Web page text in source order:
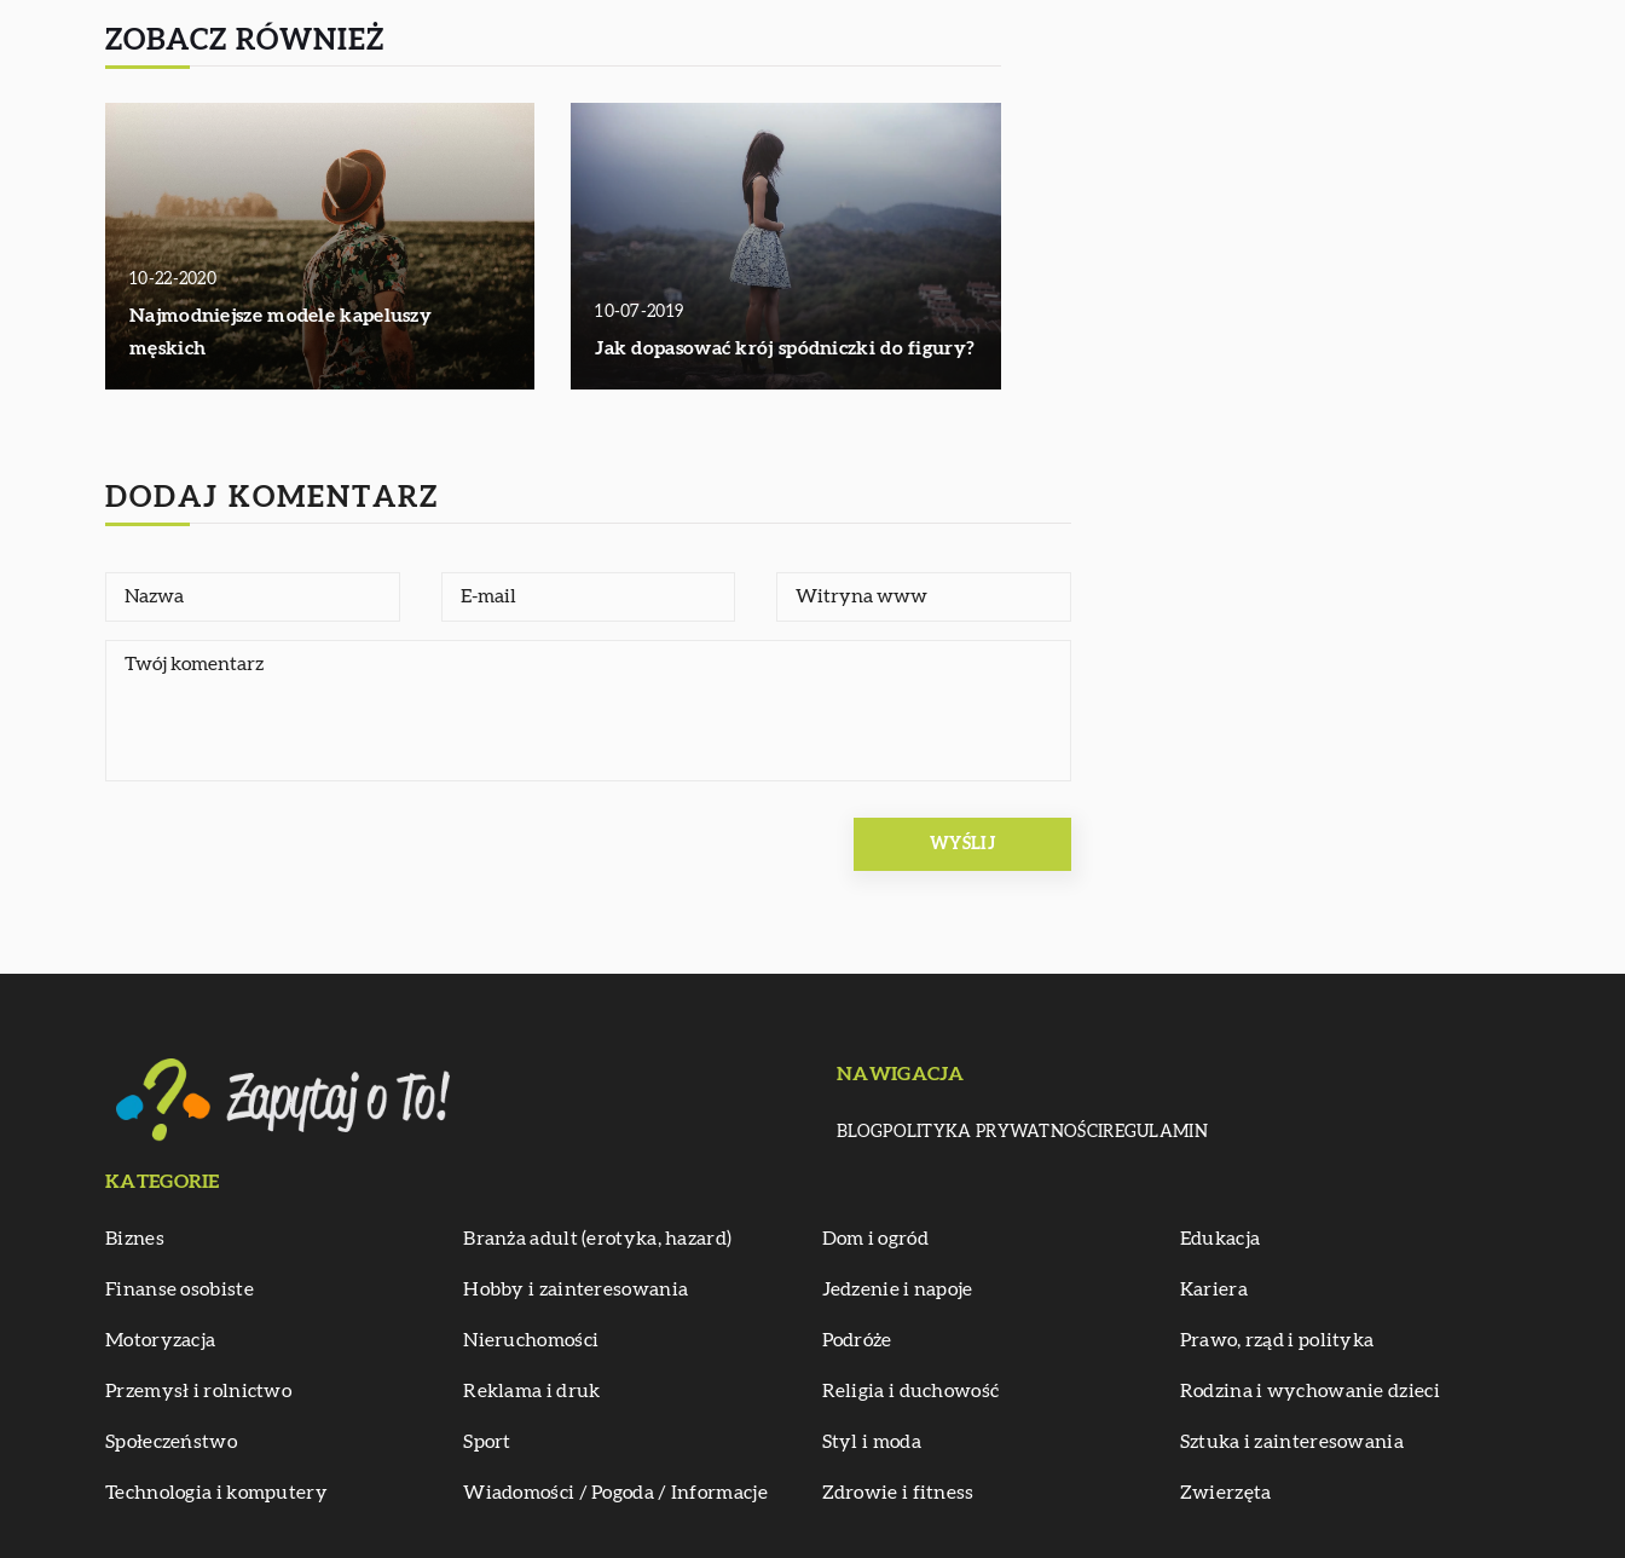
ZOBACZ RÓWNIEŻ
10-22-2020
Najmodniejsze modele kapeluszy
męskich
10-07-2019
Jak dopasować krój spódniczki do figury?
DODAJ KOMENTARZ
NAWIGACJA
BLOG POLITYKA PRYWATNOŚCI REGULAMIN
KATEGORIE
Biznes Branża adult (erotyka, hazard) Dom i ogród Edukacja
Finanse osobiste Hobby i zainteresowania Jedzenie i napoje Kariera
Motoryzacja Nieruchomości Podróże Prawo, rząd i polityka
Przemysł i rolnictwo Reklama i druk Religia i duchowość Rodzina i wychowanie dzieci
Społeczeństwo Sport Styl i moda Sztuka i zainteresowania
Technologia i komputery Wiadomości / Pogoda / Informacje Zdrowie i fitness Zwierzęta